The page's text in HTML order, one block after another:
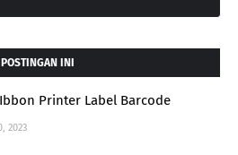
INI
Printer Label Barcode
2023